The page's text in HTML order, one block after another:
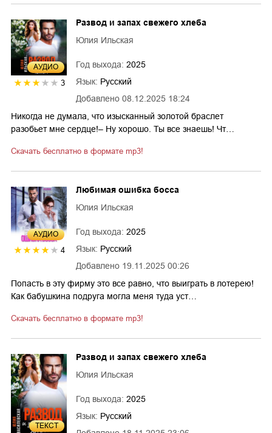
AУДИО
3
Добавлено 08.12.2025 18:24
Развод и запах свежего хлеба
Юлия Ильская
Год выхода: 2025
Язык: Русский
Никогда не думала, что изысканный золотой браслет
разобьет мне сердце!– Ну хорошо. Ты все знаешь! Чт…
Скачать бесплатно в формате mp3!
AУДИО
4
Добавлено 19.11.2025 00:26
Любимая ошибка босса
Юлия Ильская
Год выхода: 2025
Язык: Русский
Попасть в эту фирму это все равно, что выиграть в лотерею!
Как бабушкина подруга могла меня туда уст…
Скачать бесплатно в формате mp3!
ТЕКСТ
Развод и запах свежего хлеба
Юлия Ильская
Год выхода: 2025
Язык: Русский